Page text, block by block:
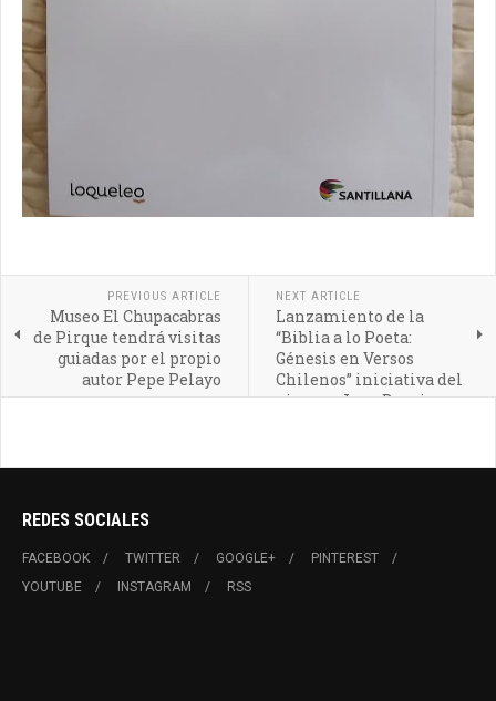
PREVIOUS ARTICLE
Museo El Chupacabras
de Pirque tendrá visitas
guiadas por el propio
autor Pepe Pelayo
NEXT ARTICLE
Lanzamiento de la
“Biblia a lo Poeta:
Génesis en Versos
Chilenos” iniciativa del
pircano Juan Domingo
REDES SOCIALES
FACEBOOK TWITTER GOOGLE+
PINTEREST
YOUTUBE
INSTAGRAM RSS